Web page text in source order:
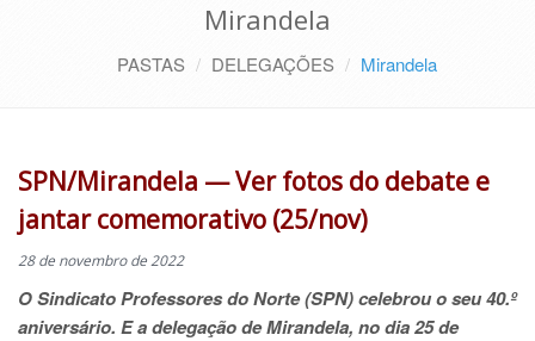
Mirandela
PASTAS DELEGAÇÕES Mirandela
SPN/Mirandela — Ver fotos do debate e
jantar comemorativo (25/nov)
28 de novembro de 2022
O Sindicato Professores do Norte (SPN) celebrou o seu 40.º
aniversário. E a delegação de Mirandela, no dia 25 de